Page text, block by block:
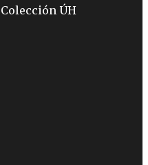
Colección ÚH